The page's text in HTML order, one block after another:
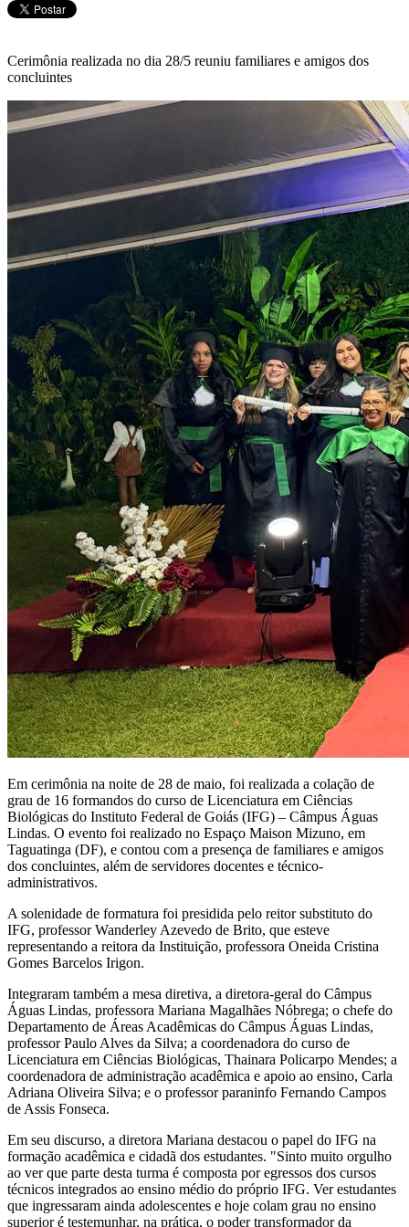
Cerimônia realizada no dia 28/5 reuniu familiares e amigos dos
concluintes
Em cerimônia na noite de 28 de maio, foi realizada a colação de
grau de 16 formandos do curso de Licenciatura em Ciências
Biológicas do Instituto Federal de Goiás (IFG) – Câmpus Águas
Lindas. O evento foi realizado no Espaço Maison Mizuno, em
Taguatinga (DF), e contou com a presença de familiares e amigos
dos concluintes, além de servidores docentes e técnico-
administrativos.
A solenidade de formatura foi presidida pelo reitor substituto do
IFG, professor Wanderley Azevedo de Brito, que esteve
representando a reitora da Instituição, professora Oneida Cristina
Gomes Barcelos Irigon.
Integraram também a mesa diretiva, a diretora-geral do Câmpus
Águas Lindas, professora Mariana Magalhães Nóbrega; o chefe do
Departamento de Áreas Acadêmicas do Câmpus Águas Lindas,
professor Paulo Alves da Silva; a coordenadora do curso de
Licenciatura em Ciências Biológicas, Thainara Policarpo Mendes; a
coordenadora de administração acadêmica e apoio ao ensino, Carla
Adriana Oliveira Silva; e o professor paraninfo Fernando Campos
de Assis Fonseca.
Em seu discurso, a diretora Mariana destacou o papel do IFG na
formação acadêmica e cidadã dos estudantes. "Sinto muito orgulho
ao ver que parte desta turma é composta por egressos dos cursos
técnicos integrados ao ensino médio do próprio IFG. Ver estudantes
que ingressaram ainda adolescentes e hoje colam grau no ensino
superior é testemunhar, na prática, o poder transformador da